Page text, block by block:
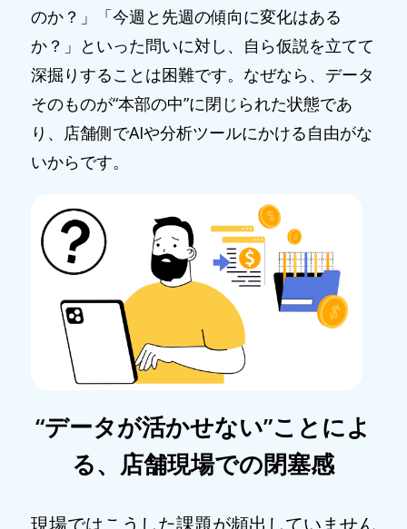
のか？」「今週と先週の傾向に変化はある
か？」といった問いに対し、自ら仮説を立てて
深掘りすることは困難です。なぜなら、データ
そのものが“本部の中”に閉じられた状態であ
り、店舗側でAIや分析ツールにかける自由がな
いからです。
“データが活かせない”ことによ
る、店舗現場での閉塞感